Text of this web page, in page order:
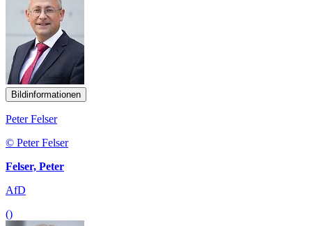
Bildinformationen
Peter Felser
© Peter Felser
Felser, Peter
AfD
()